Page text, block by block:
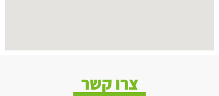
צרו קשר